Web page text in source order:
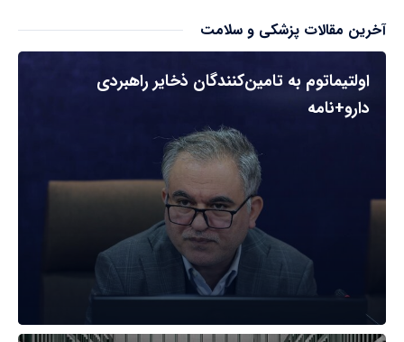
آخرین مقالات پزشکی و سلامت
اولتیماتوم به تامین‌کنندگان ذخایر راهبردی
دارو+نامه